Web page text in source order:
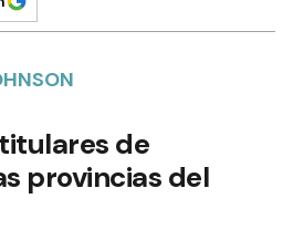
de
provincias del